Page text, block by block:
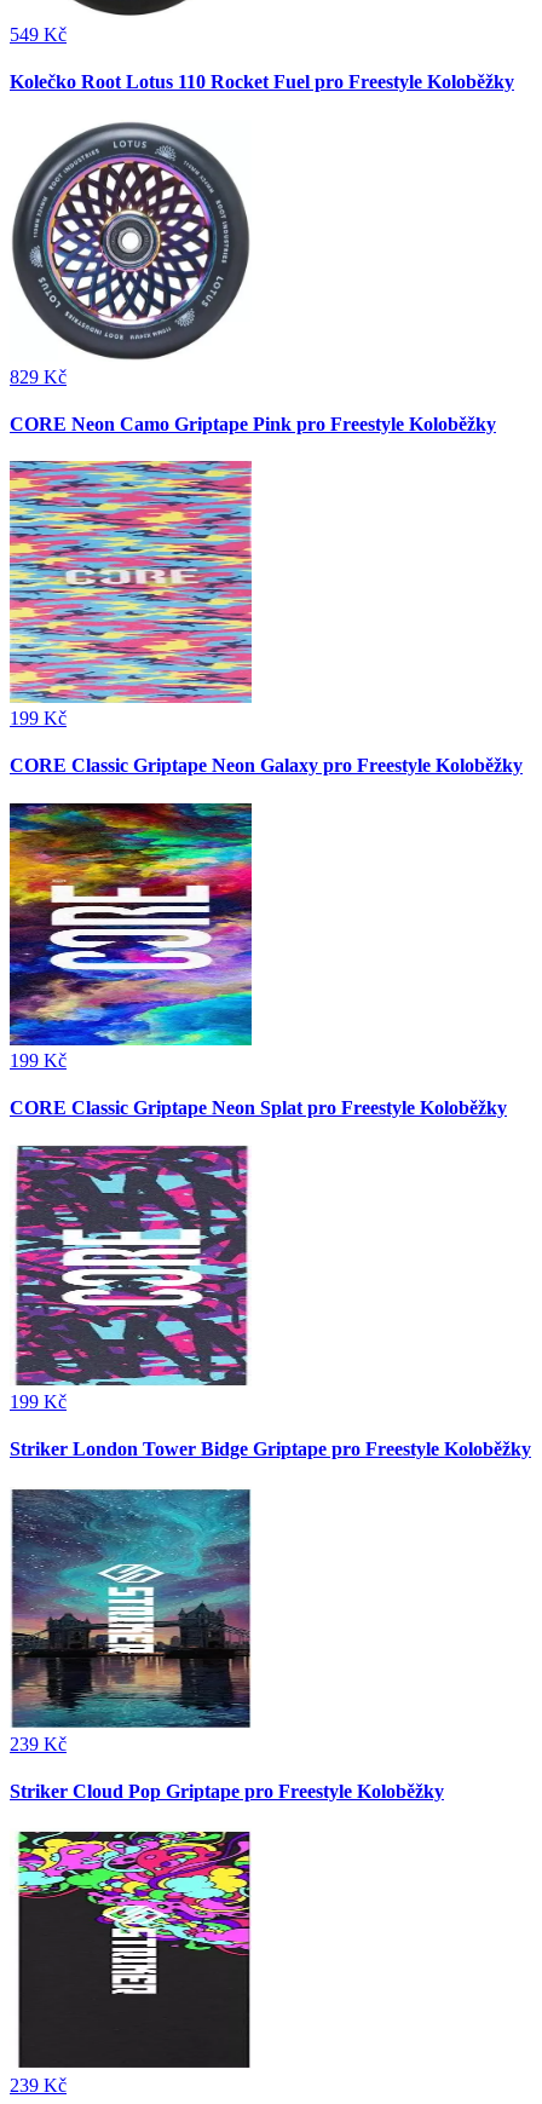
549 Kč
Kolečko Root Lotus 110 Rocket Fuel pro Freestyle Koloběžky
829 Kč
CORE Neon Camo Griptape Pink pro Freestyle Koloběžky
199 Kč
CORE Classic Griptape Neon Galaxy pro Freestyle Koloběžky
199 Kč
CORE Classic Griptape Neon Splat pro Freestyle Koloběžky
199 Kč
Striker London Tower Bidge Griptape pro Freestyle Koloběžky
239 Kč
Striker Cloud Pop Griptape pro Freestyle Koloběžky
239 Kč